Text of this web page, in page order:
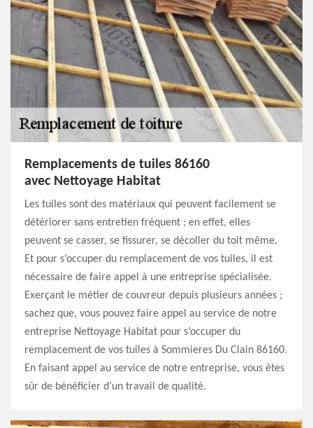
Remplacements de tuiles 86160
avec Nettoyage Habitat
Les tuiles sont des matériaux qui peuvent facilement se
détériorer sans entretien fréquent ; en effet, elles
peuvent se casser, se fissurer, se décoller du toit même.
Et pour s’occuper du remplacement de vos tuiles, il est
nécessaire de faire appel à une entreprise spécialisée.
Exerçant le métier de couvreur depuis plusieurs années ;
sachez que, vous pouvez faire appel au service de notre
entreprise Nettoyage Habitat pour s’occuper du
remplacement de vos tuiles à Sommieres Du Clain 86160.
En faisant appel au service de notre entreprise, vous êtes
sûr de bénéficier d’un travail de qualité.